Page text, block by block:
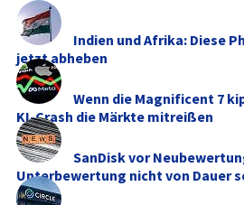
Indien und Afrika: Diese
jetzt abheben
Wenn die Magnificent 7
KI-Crash die Märkte mitreißen
SanDisk vor
Unterbewertung nicht von Dauer